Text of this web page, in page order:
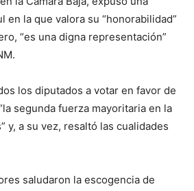
en la que valora su “honorabilidad”
“es una digna representación”
los diputados a votar en favor de
segunda fuerza mayoritaria en la
y, a su vez, resaltó las cualidades
saludaron la escogencia de